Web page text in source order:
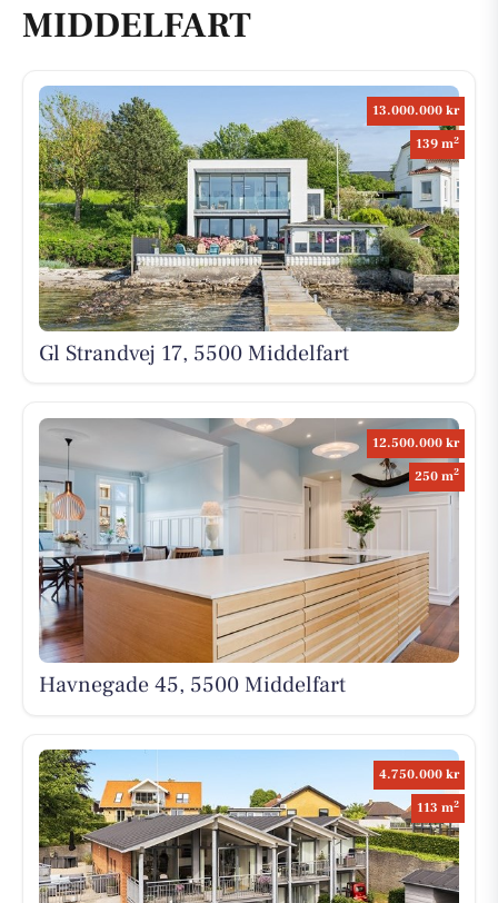
MIDDELFART
13.000.000 kr
139 m2
Gl Strandvej 17, 5500 Middelfart
12.500.000 kr
250 m2
Havnegade 45, 5500 Middelfart
4.750.000 kr
113 m2